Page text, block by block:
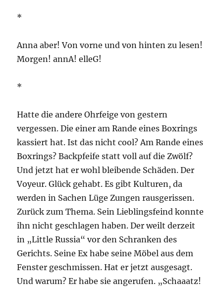
*
Anna aber! Von vorne und von hinten zu lesen!
Morgen! annA! elleG!
*
Hatte die andere Ohrfeige von gestern
vergessen. Die einer am Rande eines Boxrings
kassiert hat. Ist das nicht cool? Am Rande eines
Boxrings? Backpfeife statt voll auf die Zwölf?
Und jetzt hat er wohl bleibende Schäden. Der
Voyeur. Glück gehabt. Es gibt Kulturen, da
werden in Sachen Lüge Zungen rausgerissen.
Zurück zum Thema. Sein Lieblingsfeind konnte
ihn nicht geschlagen haben. Der weilt derzeit
in „Little Russia“ vor den Schranken des
Gerichts. Seine Ex habe seine Möbel aus dem
Fenster geschmissen. Hat er jetzt ausgesagt.
Und warum? Er habe sie angerufen. „Schaaatz!